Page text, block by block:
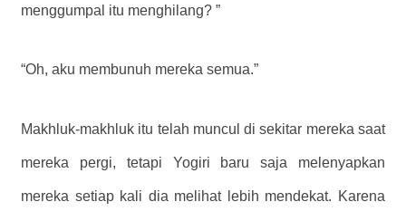
menggumpal itu menghilang? ”
“Oh, aku membunuh mereka semua.”
Makhluk-makhluk itu telah muncul di sekitar mereka saat
mereka pergi, tetapi Yogiri baru saja melenyapkan
mereka setiap kali dia melihat lebih mendekat. Karena